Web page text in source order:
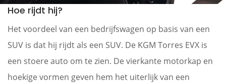
Hoe rijdt hij?
Het voordeel van een bedrijfswagen op basis van een
SUV is dat hij rijdt als een SUV. De KGM Torres EVX is
een stoere auto om te zien. De vierkante motorkap en
hoekige vormen geven hem het uiterlijk van een